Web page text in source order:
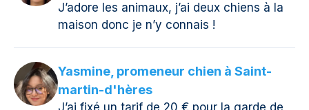
J’adore les animaux, j’ai deux chiens à la
maison donc je n’y connais !
Yasmine, promeneur chien à Saint-
martin-d'hères